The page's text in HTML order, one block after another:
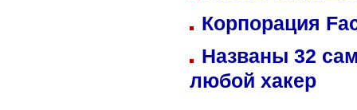
Корпорация
Названы 32
любой хакер